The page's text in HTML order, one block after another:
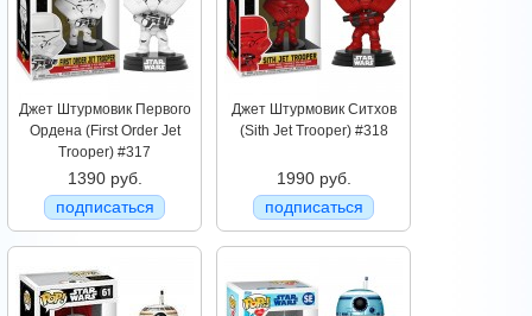
Джет Штурмовик Первого
Ордена (First Order Jet
Trooper) #317
1390 руб.
подписаться
Джет Штурмовик Ситхов
(Sith Jet Trooper) #318
1990 руб.
подписаться